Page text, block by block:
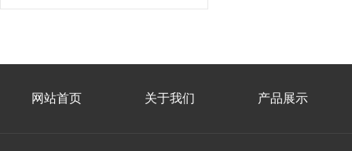
网站首页 关于我们 产品展示